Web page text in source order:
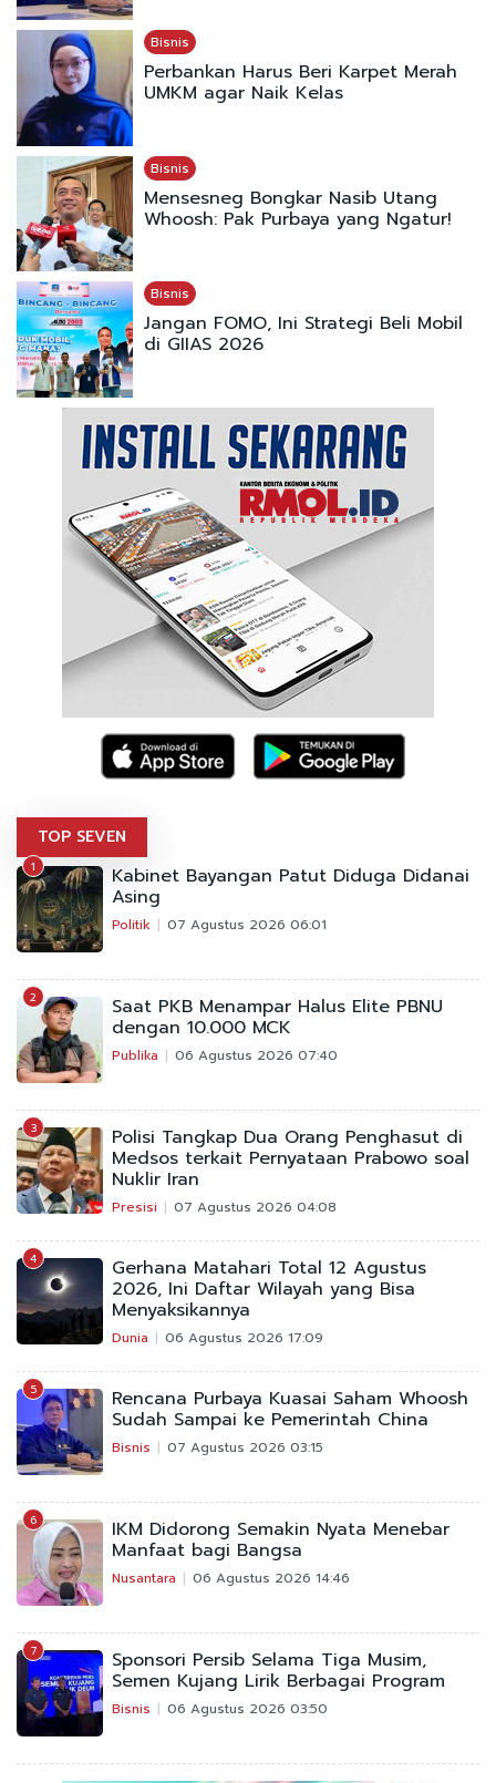
Bisnis
Perbankan Harus Beri Karpet Merah
UMKM agar Naik Kelas
Bisnis
Mensesneg Bongkar Nasib Utang
Whoosh: Pak Purbaya yang Ngatur!
Bisnis
Jangan FOMO, Ini Strategi Beli Mobil
di GIIAS 2026
TOP SEVEN
1 Kabinet Bayangan Patut Diduga Didanai
Asing
Politik 07 Agustus 2026 06:01
2 Saat PKB Menampar Halus Elite PBNU
dengan 10.000 MCK
Publika 06 Agustus 2026 07:40
3 Polisi Tangkap Dua Orang Penghasut di
Medsos terkait Pernyataan Prabowo soal
Nuklir Iran
Presisi 07 Agustus 2026 04:08
4 Gerhana Matahari Total 12 Agustus
2026, Ini Daftar Wilayah yang Bisa
Menyaksikannya
Dunia 06 Agustus 2026 17:09
5 Rencana Purbaya Kuasai Saham Whoosh
Sudah Sampai ke Pemerintah China
Bisnis 07 Agustus 2026 03:15
6 IKM Didorong Semakin Nyata Menebar
Manfaat bagi Bangsa
Nusantara 06 Agustus 2026 14:46
7 Sponsori Persib Selama Tiga Musim,
Semen Kujang Lirik Berbagai Program
Bisnis 06 Agustus 2026 03:50